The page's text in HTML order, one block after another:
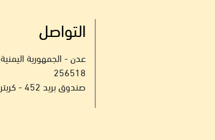
التواصل
عدن - الجمهورية اليمنية
256518
صندوق بريد 452 - كريتر - عدن - الجمهورية اليمنية